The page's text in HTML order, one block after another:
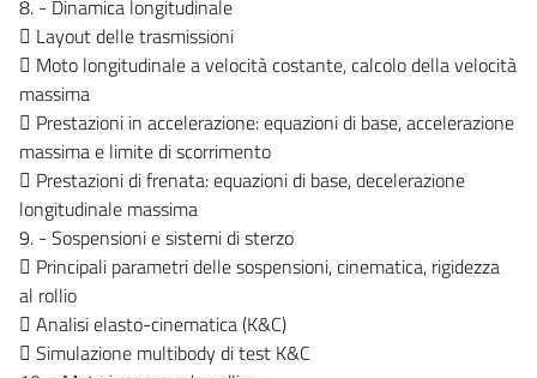
8. - Dinamica longitudinale
 Layout delle trasmissioni
 Moto longitudinale a velocità costante, calcolo della velocità
massima
 Prestazioni in accelerazione: equazioni di base, accelerazione
massima e limite di scorrimento
 Prestazioni di frenata: equazioni di base, decelerazione
longitudinale massima
9. - Sospensioni e sistemi di sterzo
 Principali parametri delle sospensioni, cinematica, rigidezza
al rollio
 Analisi elasto-cinematica (K&C)
 Simulazione multibody di test K&C